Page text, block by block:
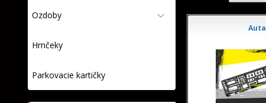
Ozdoby
Hrnčeky
Parkovacie kartičky
Auta